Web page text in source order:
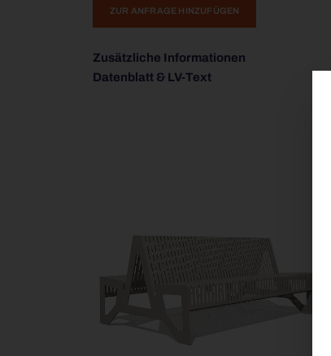
ZUR ANFRAGE HINZUFÜGEN
Zusätzliche Informationen
Datenblatt & LV-Text